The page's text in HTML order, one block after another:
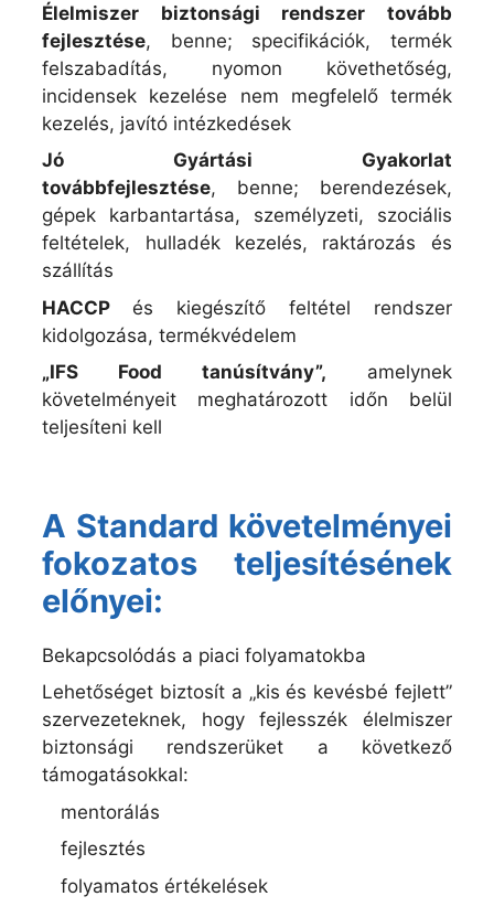
Élelmiszer biztonsági rendszer tovább
fejlesztése, benne; specifikációk, termék
felszabadítás, nyomon követhetőség,
incidensek kezelése nem megfelelő termék
kezelés, javító intézkedések
Jó Gyártási Gyakorlat
továbbfejlesztése, benne; berendezések,
gépek karbantartása, személyzeti, szociális
feltételek, hulladék kezelés, raktározás és
szállítás
HACCP és kiegészítő feltétel rendszer
kidolgozása, termékvédelem
„IFS Food tanúsítvány”, amelynek
követelményeit meghatározott időn belül
teljesíteni kell
A Standard követelményei
fokozatos teljesítésének
előnyei:
Bekapcsolódás a piaci folyamatokba
Lehetőséget biztosít a „kis és kevésbé fejlett”
szervezeteknek, hogy fejlesszék élelmiszer
biztonsági rendszerüket a következő
támogatásokkal:
mentorálás
fejlesztés
folyamatos értékelések